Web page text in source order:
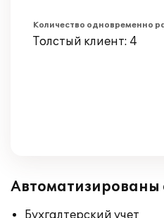
Количество одновременно
Толстый клиент: 4
Бухгалтерский учет